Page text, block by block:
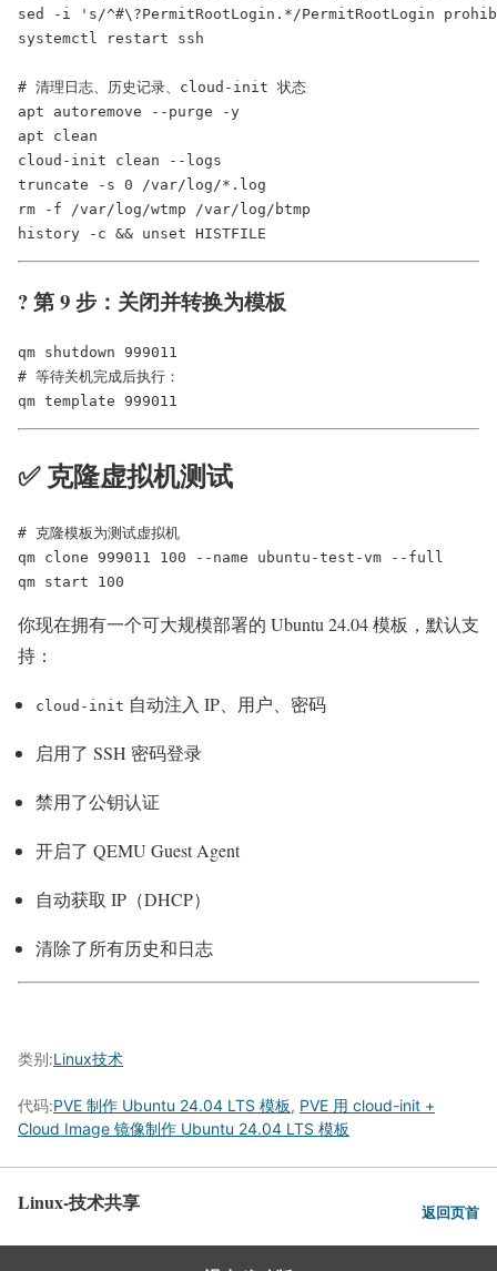
sed -i 's/^#\?PermitRootLogin.*/PermitRootLogin
systemctl restart ssh
# 清理日志、历史记录、cloud-init 状态
apt autoremove --purge -y
apt clean
cloud-init clean --logs
truncate -s 0 /var/log/*.log
rm -f /var/log/wtmp /var/log/btmp
? 第 9 步：关闭并转换为模板
qm shutdown 999011
# 等待关机完成后执行：
✅ 克隆虚拟机测试
# 克隆模板为测试虚拟机
qm clone 999011 100 --name ubuntu-test-vm --full
你现在拥有一个可大规模部署的 Ubuntu 24.04 模板，默认支
持：
cloud-init 自动注入 IP、用户、密码
启用了 SSH 密码登录
禁用了公钥认证
开启了 QEMU Guest Agent
自动获取 IP（DHCP）
清除了所有历史和日志
类别:Linux技术
代码:PVE 制作 Ubuntu 24.04 LTS 模板, PVE 用 cloud-init +
Cloud Image 镜像制作 Ubuntu 24.04 LTS 模板
Linux-技术共享 返回页首